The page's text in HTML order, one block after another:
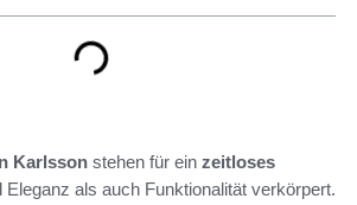
Karlsson stehen für ein zeitloses
Eleganz als auch Funktionalität verkörpert.